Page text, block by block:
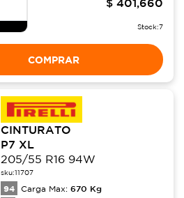
Stock:7
COMPRAR
CINTURATO
P7 XL
205/55 R16 94W
sku:11707
94 Carga Max: 670 Kg